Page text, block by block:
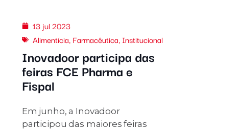
13 jul 2023
Alimentícia, Farmacêutica, Institucional
Inovadoor participa das
feiras FCE Pharma e
Fispal
Em junho, a Inovadoor
participou das maiores feiras